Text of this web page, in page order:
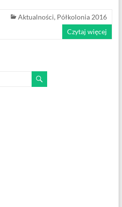
Aktualności, Półkolonia 2016
Czytaj więcej